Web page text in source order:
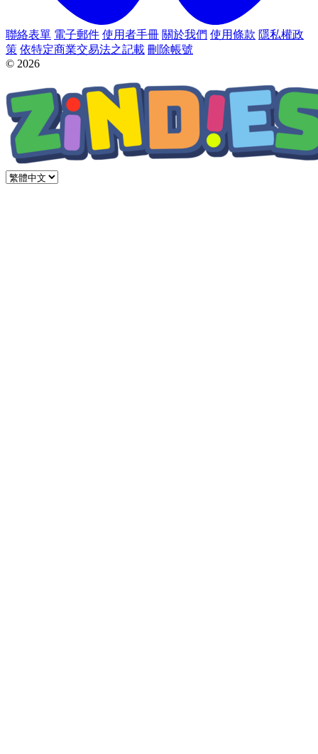
聯絡表單 電子郵件 使用者手冊 關於我們 使用條款 隱私權政
策 依特定商業交易法之記載 刪除帳號
© 2026